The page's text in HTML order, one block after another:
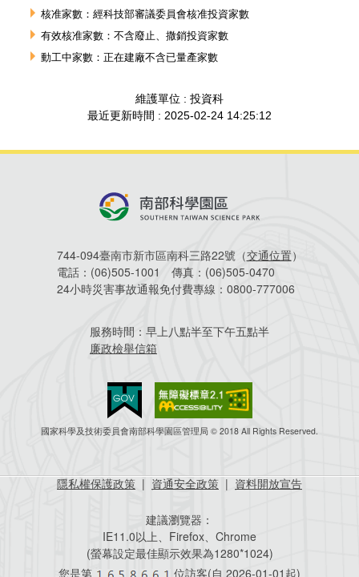
744-094臺南市新市區南科三路22號（交通位置）
電話： (06)505-1001 傳真： (06)505-0470
24小時災害事故通報免付費專線： 0800-777006
服務時間： 早上八點半至下午五點半
廉政檢舉信箱
國家科學及技術委員會南部科學園區管理局 © 2018 All Rights Reserved.
隱私權保護政策 | 資通安全政策 | 資料開放宣告
建議瀏覽器：
IE11.0以上、Firefox、Chrome
(螢幕設定最佳顯示效果為1280*1024)
您是第
位訪客(自 2026-01-01起)